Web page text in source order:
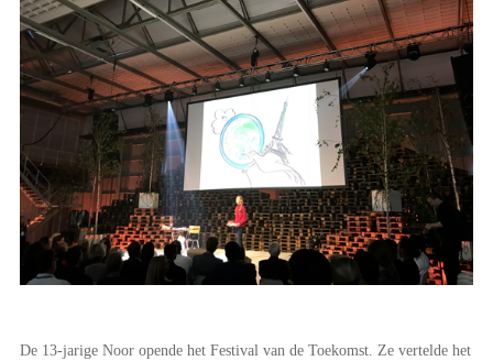
De 13-jarige Noor opende het Festival van de Toekomst. Ze vertelde het